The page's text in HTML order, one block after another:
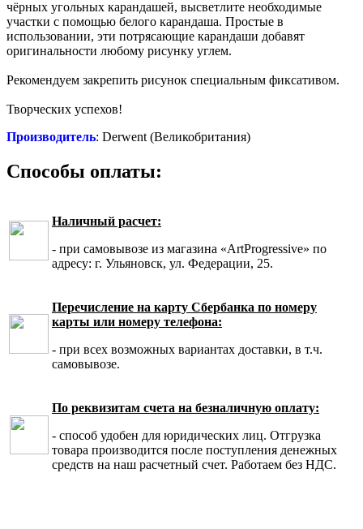
чёрных угольных карандашей, высветлите необходимые
участки с помощью белого карандаша. Простые в
использовании, эти потрясающие карандаши добавят
оригинальности любому рисунку углем.
Рекомендуем закрепить рисунок специальным фиксативом.
Творческих успехов!
Производитель: Derwent (Великобритания)
Способы оплаты:
Наличный расчет:
- при самовывозе из магазина «ArtProgressive» по
адресу: г. Ульяновск, ул. Федерации, 25.
Перечисление на карту Сбербанка по номеру
карты или номеру телефона:
- при всех возможных вариантах доставки, в т.ч.
самовывозе.
По реквизитам счета на безналичную оплату:
- способ удобен для юридических лиц. Отгрузка
товара производится после поступления денежных
средств на наш расчетный счет. Работаем без НДС.